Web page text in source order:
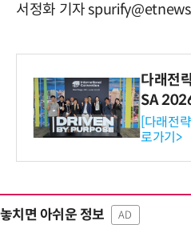
서정화 기자
다래전
SA
와의 비
-바이오
보
[다래전
로가기>
놓치면 아쉬운 정보 AD